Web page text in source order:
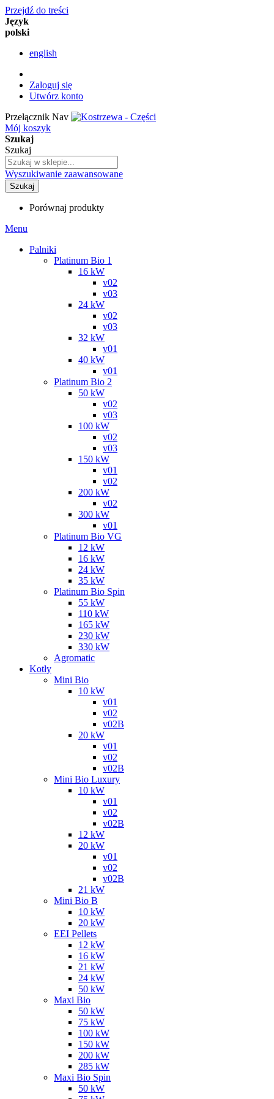
Przejdź do treści
Język
polski
english
Zaloguj się
Utwórz konto
Przełącznik Nav
Mój koszyk
Szukaj
Szukaj
Wyszukiwanie zaawansowane
Szukaj
Porównaj produkty
Menu
Palniki
Platinum Bio 1
16 kW
v02
v03
24 kW
v02
v03
32 kW
v01
40 kW
v01
Platinum Bio 2
50 kW
v02
v03
100 kW
v02
v03
150 kW
v01
v02
200 kW
v02
300 kW
v01
Platinum Bio VG
12 kW
16 kW
24 kW
35 kW
Platinum Bio Spin
55 kW
110 kW
165 kW
230 kW
330 kW
Agromatic
Kotły
Mini Bio
10 kW
v01
v02
v02B
20 kW
v01
v02
v02B
Mini Bio Luxury
10 kW
v01
v02
v02B
12 kW
20 kW
v01
v02
v02B
21 kW
Mini Bio B
10 kW
20 kW
EEI Pellets
12 kW
16 kW
21 kW
24 kW
50 kW
Maxi Bio
50 kW
75 kW
100 kW
150 kW
200 kW
285 kW
Maxi Bio Spin
50 kW